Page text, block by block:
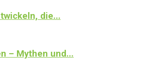
die...
– Mythen und...